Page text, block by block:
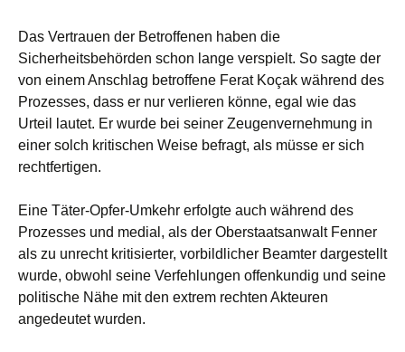
Das Vertrauen der Betroffenen haben die
Sicherheitsbehörden schon lange verspielt. So sagte der
von einem Anschlag betroffene Ferat Koçak während des
Prozesses, dass er nur verlieren könne, egal wie das
Urteil lautet. Er wurde bei seiner Zeugenvernehmung in
einer solch kritischen Weise befragt, als müsse er sich
rechtfertigen.
Eine Täter-Opfer-Umkehr erfolgte auch während des
Prozesses und medial, als der Oberstaatsanwalt Fenner
als zu unrecht kritisierter, vorbildlicher Beamter dargestellt
wurde, obwohl seine Verfehlungen offenkundig und seine
politische Nähe mit den extrem rechten Akteuren
angedeutet wurden.